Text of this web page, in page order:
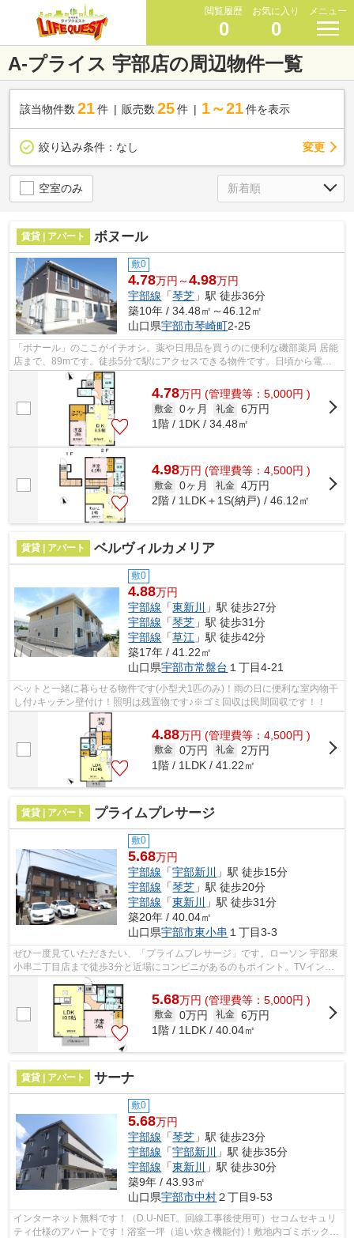
閲覧履歴
0
お気に入り
0
メニュー
A-プライス 宇部店の周辺物件一覧
該当物件数 21件 販売数 25 件 1～21 件を表示
絞り込み条件： なし 変更
空室のみ
賃貸 | アパート ボヌール
敷0
4.78万円～4.98万円
宇部線 「琴芝 」駅 徒歩36分
築10年 / 34.48㎡～46.12㎡
山口県宇部市琴崎町2-25
「ボナール」のここがイチオシ。薬や日用品を買うのに便利な磯部薬局 居能
店まで、89mです。徒歩5分で駅にアクセスできる物件です。日頃から電車
をよく利用するなら2駅利用可能な物件...
4.78万円 (管理費等：5,000円 )
敷金 0ヶ月 礼金 6万円
1階 / 1DK / 34.48㎡
4.98万円 (管理費等：4,500円 )
敷金 0ヶ月 礼金 4万円
2階 / 1LDK＋1S(納戸) / 46.12㎡
賃貸 | アパート ベルヴィルカメリア
敷0
4.88万円
宇部線 「東新川
」駅 徒歩27分
宇部線 「琴芝 」駅 徒歩31分
宇部線 「草江 」駅 徒歩42分
築17年 / 41.22㎡
山口県宇部市常盤台 １丁目4-21
ペットと一緒に暮らせる物件です(小型犬1匹のみ)！雨の日に便利な室内物干
し付♪キッチン壁付け！照明は残置物です♪※ゴミ回収は民間回収です！！
4.88万円 (管理費等：4,500円 )
敷金 0万円 礼金
2万円
1階 / 1LDK / 41.22㎡
賃貸 | アパート プライムプレサージ
敷0
5.68万円
宇部線 「宇部新川
」駅 徒歩15分
宇部線 「琴芝 」駅 徒歩20分
宇部線 「東新川
」駅 徒歩31分
築20年 / 40.04㎡
山口県宇部市東小串 １丁目3-3
ぜひ一度見ていただきたい、「プライムプレサージ」です。ローソン 宇部東
小串二丁目店まで徒歩3分と近場にコンビニがあるのもポイント。TVインタ
ーホンで、モニターから来訪者が確認...
5.68万円 (管理費等：5,000円 )
敷金 0万円 礼金 6万円
1階 / 1LDK / 40.04㎡
賃貸 | アパート サーナ
敷0
5.68万円
宇部線 「琴芝 」駅 徒歩23分
宇部線 「宇部新川
」駅 徒歩35分
宇部線 「東新川
」駅 徒歩30分
築9年 / 43.93㎡
山口県宇部市中村２丁目9-53
インターネット無料です！（D.U-NET。回線工事後使用可）セコムセキュリ
ティ仕様のアパートです！浴室一坪（追い炊き機能付)！敷地内ゴミボックス